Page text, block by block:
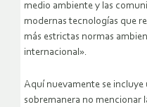
medio ambiente y las
modernas tecnologías que
más estrictas normas
internacional».
Aquí nuevamente se
sobremanera no mencionar